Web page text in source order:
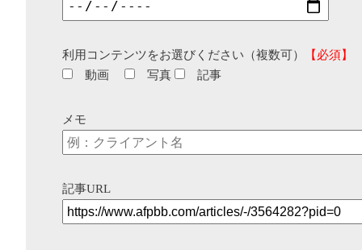
利用コンテンツをお選びください（複数可）
【必須】
動画
写真 記事
メモ
記事URL